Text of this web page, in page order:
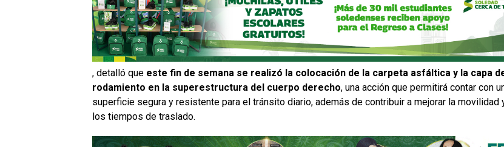
, detalló que este fin de semana se realizó la colocación de la carpeta asfáltica y la capa
rodamiento en la superestructura del cuerpo derecho, una acción que permitirá contar con
superficie segura y resistente para el tránsito diario, además de contribuir a mejorar la movilidad
los tiempos de traslado.